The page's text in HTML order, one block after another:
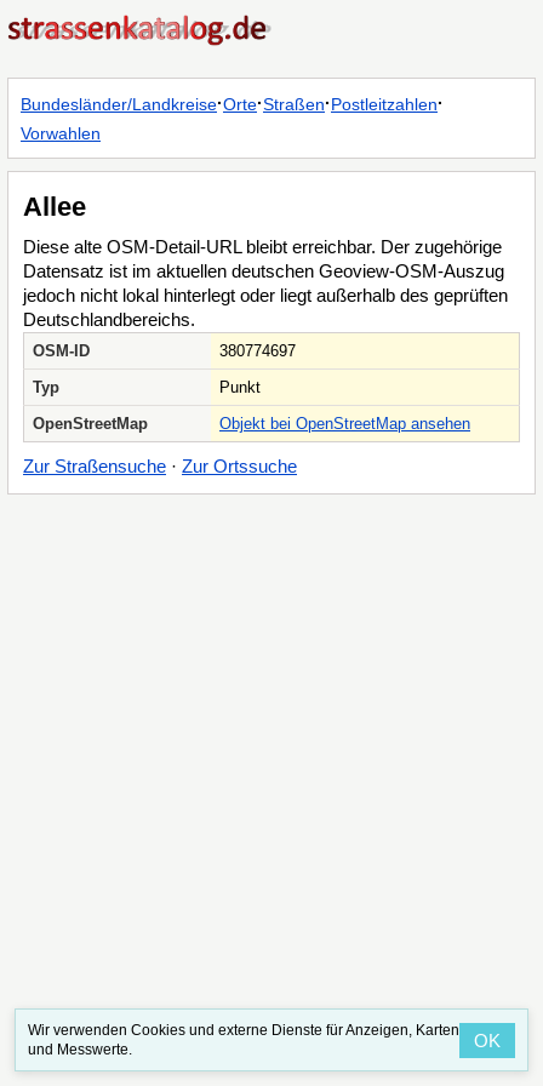
Bundesländer/Landkreise·Orte·Straßen·Postleitzahlen·
Vorwahlen
Allee
Diese alte OSM-Detail-URL bleibt erreichbar. Der zugehörige
Datensatz ist im aktuellen deutschen Geoview-OSM-Auszug
jedoch nicht lokal hinterlegt oder liegt außerhalb des geprüften
Deutschlandbereichs.
OSM-ID
380774697
Typ
Punkt
OpenStreetMap
Objekt bei OpenStreetMap ansehen
Zur Straßensuche · Zur Ortssuche
Wir verwenden Cookies und externe Dienste für Anzeigen, Karten
und Messwerte.
OK